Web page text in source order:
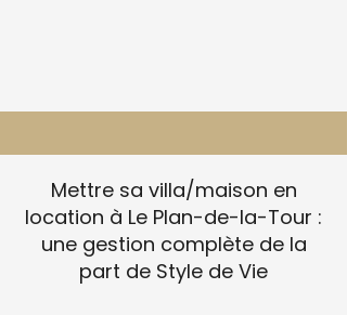
Mettre sa villa/maison en
location à Le Plan-de-la-Tour :
une gestion complète de la
part de Style de Vie